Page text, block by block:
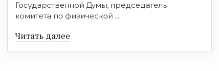
Государственной Думы, председатель
комитета по физической ...
Читать далее